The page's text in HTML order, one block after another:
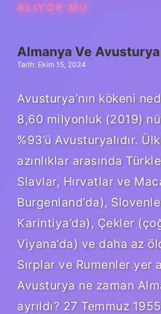
ALIYOR MU
Almanya Ve Avusturya
Tarih: Ekim 15, 2024
Avusturya’nın kökeni
8,60 milyonluk (2019)
%93’ü Avusturyalıdır.
azınlıklar arasında
Slavlar, Hırvatlar ve
Burgenland’da),
Karintiya’da), Çekler
Viyana’da) ve daha az
Sırplar ve Rumenler yer
Avusturya ne zaman
ayrıldı? 27 Temmuz